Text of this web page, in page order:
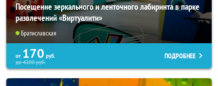
Посещение зеркального и ленточного лабиринта в парке
развлечений «Виртуалити»
Братиславская
от 170 руб.
до4200руб.
ПОДРОБНЕЕ